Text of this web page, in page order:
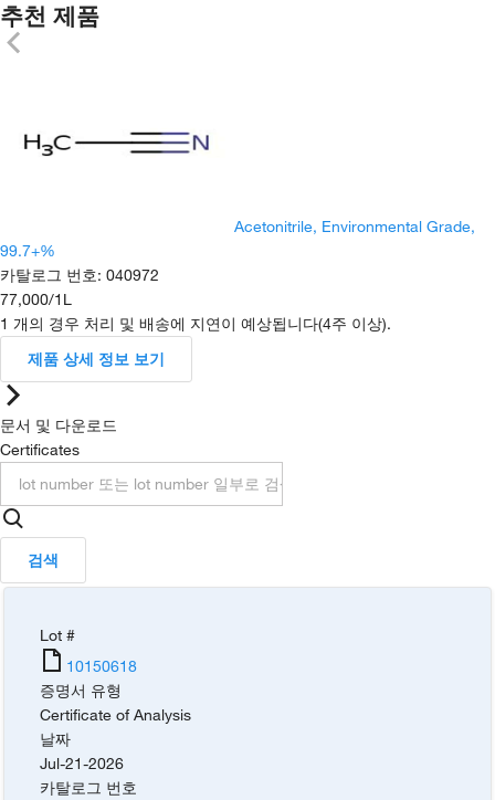
추천 제품
Acetonitrile, Environmental Grade,
99.7+%
카탈로그 번호: 040972
77,000/1L
1 개의 경우 처리 및 배송에 지연이 예상됩니다(4주 이상).
제품 상세 정보 보기
문서 및 다운로드
Certificates
검색
Lot #
10150618
증명서 유형
Certificate of Analysis
날짜
Jul-21-2026
카탈로그 번호